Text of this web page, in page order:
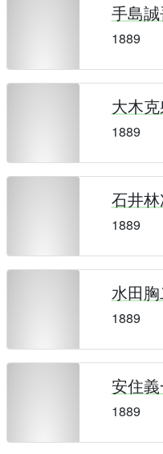
手島
1889
大木
1889
石井
1889
水田
1889
安住
1889